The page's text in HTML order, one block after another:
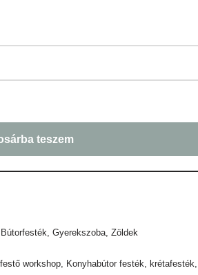
teszem
,Gyerekszoba,Zöldek
workshop, Konyhabútor festék, krétafesték,